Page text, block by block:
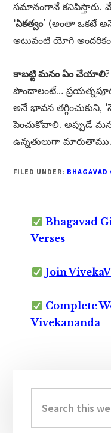
సమానంగానే కనిపిస్తారు.
‘ఏకత్వం’ (అంతా ఒకటే అనే
అటువంటి యోగి
కాబట్టి మనం ఏం చేయాలి?
పొందాలంటే…
అనే భావన తగ్గించుకుని,
పెంచుకోవాలి. అప్పుడే
ఉన్నతులుగా మారుతాము.
FILED UNDER: BHAGAVAD
Bhagavad
Verses
Join
Complete
Vivekananda
Sidebar
this
website